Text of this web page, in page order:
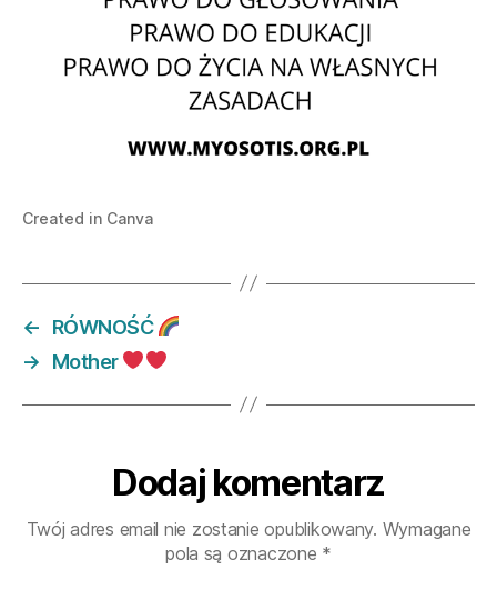
Created in Canva
←
RÓWNOŚĆ
→
Mother
Dodaj komentarz
Twój adres email nie zostanie opublikowany. Wymagane
pola są oznaczone *